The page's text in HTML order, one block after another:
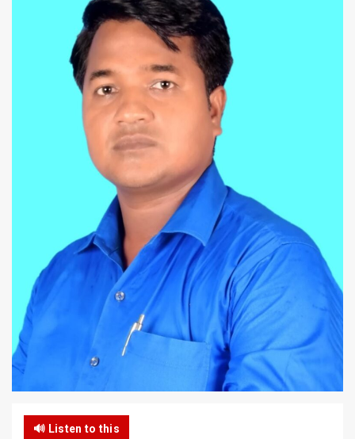
🔊 Listen to this